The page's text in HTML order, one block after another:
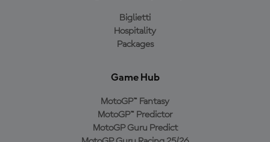
Biglietti
Hospitality
Packages
Game Hub
MotoGP™ Fantasy
MotoGP™ Predictor
MotoGP Guru Predict